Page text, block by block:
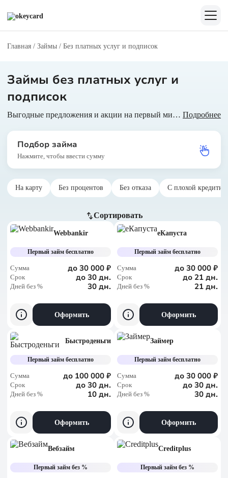
Главная / Займы / Без платных услуг и подписок
Займы без платных услуг и
подписок
Выгодные предложения и акции на первый микрозайм для новых клиентов. Перевод денег на карту в день обращения. Подробнее
Подбор займа
Нажмите, чтобы ввести сумму
На карту Без процентов Без отказа С плохой
Сортировать
По сумме, меньше
По дням без %
Webbankir
Первый займ бесплатно
Сумма до 30 000 ₽
Срок до 30 дн.
Дней без % 30 дн.
Оформить
еКапуста
Первый займ бесплатно
Сумма до 30 000 ₽
Срок до 21 дн.
Дней без % 21 дн.
Оформить
Быстроденьги
Первый займ бесплатно
Сумма до 100 000 ₽
Срок до 30 дн.
Дней без % 10 дн.
Оформить
Займер
Первый займ бесплатно
Сумма до 30 000 ₽
Срок до 30 дн.
Дней без % 30 дн.
Оформить
Вебзайм
Первый займ без %
Creditplus
Первый займ без %